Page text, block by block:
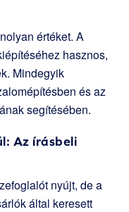
értéket. A
hasznos,
Mindegyik
és az
segítésében.
Az írásbeli
nyújt, de a
által keresett